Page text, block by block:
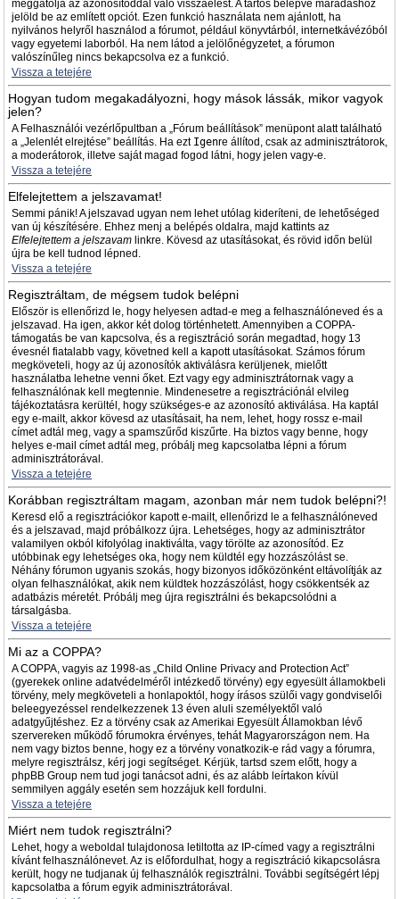
meggátolja az azonosítóddal való visszaélést. A tartós belépve maradáshoz
jelöld be az említett opciót. Ezen funkció használata nem ajánlott, ha
nyilvános helyről használod a fórumot, például könyvtárból, internetkávézóból
vagy egyetemi laborból. Ha nem látod a jelölőnégyzetet, a fórumon
valószínűleg nincs bekapcsolva ez a funkció.
Vissza a tetejére
Hogyan tudom megakadályozni, hogy mások lássák, mikor vagyok
jelen?
A Felhasználói vezérlőpultban a „Fórum beállítások” menüpont alatt található
a „Jelenlét elrejtése” beállítás. Ha ezt Igenre állítod, csak az adminisztrátorok,
a moderátorok, illetve saját magad fogod látni, hogy jelen vagy-e.
Vissza a tetejére
Elfelejtettem a jelszavamat!
Semmi pánik! A jelszavad ugyan nem lehet utólag kideríteni, de lehetőséged
van új készítésére. Ehhez menj a belépés oldalra, majd kattints az
Elfelejtettem a jelszavam linkre. Kövesd az utasításokat, és rövid időn belül
újra be kell tudnod lépned.
Vissza a tetejére
Regisztráltam, de mégsem tudok belépni
Először is ellenőrizd le, hogy helyesen adtad-e meg a felhasználóneved és a
jelszavad. Ha igen, akkor két dolog történhetett. Amennyiben a COPPA-
támogatás be van kapcsolva, és a regisztráció során megadtad, hogy 13
évesnél fiatalabb vagy, követned kell a kapott utasításokat. Számos fórum
megköveteli, hogy az új azonosítók aktiválásra kerüljenek, mielőtt
használatba lehetne venni őket. Ezt vagy egy adminisztrátornak vagy a
felhasználónak kell megtennie. Mindenesetre a regisztrációnál elvileg
tájékoztatásra kerültél, hogy szükséges-e az azonosító aktiválása. Ha kaptál
egy e-mailt, akkor kövesd az utasításait, ha nem, lehet, hogy rossz e-mail
címet adtál meg, vagy a spamszűrőd kiszűrte. Ha biztos vagy benne, hogy
helyes e-mail címet adtál meg, próbálj meg kapcsolatba lépni a fórum
adminisztrátorával.
Vissza a tetejére
Korábban regisztráltam magam, azonban már nem tudok belépni?!
Keresd elő a regisztrációkor kapott e-mailt, ellenőrizd le a felhasználóneved
és a jelszavad, majd próbálkozz újra. Lehetséges, hogy az adminisztrátor
valamilyen okból kifolyólag inaktiválta, vagy törölte az azonosítód. Ez
utóbbinak egy lehetséges oka, hogy nem küldtél egy hozzászólást se.
Néhány fórumon ugyanis szokás, hogy bizonyos időközönként eltávolítják az
olyan felhasználókat, akik nem küldtek hozzászólást, hogy csökkentsék az
adatbázis méretét. Próbálj meg újra regisztrálni és bekapcsolódni a
társalgásba.
Vissza a tetejére
Mi az a COPPA?
A COPPA, vagyis az 1998-as „Child Online Privacy and Protection Act”
(gyerekek online adatvédelméről intézkedő törvény) egy egyesült államokbeli
törvény, mely megköveteli a honlapoktól, hogy írásos szülői vagy gondviselői
beleegyezéssel rendelkezzenek 13 éven aluli személyektől való
adatgyűjtéshez. Ez a törvény csak az Amerikai Egyesült Államokban lévő
szervereken működő fórumokra érvényes, tehát Magyarországon nem. Ha
nem vagy biztos benne, hogy ez a törvény vonatkozik-e rád vagy a fórumra,
melyre regisztrálsz, kérj jogi segítséget. Kérjük, tartsd szem előtt, hogy a
phpBB Group nem tud jogi tanácsot adni, és az alább leírtakon kívül
semmilyen aggály esetén sem hozzájuk kell fordulni.
Vissza a tetejére
Miért nem tudok regisztrálni?
Lehet, hogy a weboldal tulajdonosa letiltotta az IP-címed vagy a regisztrálni
kívánt felhasználónevet. Az is előfordulhat, hogy a regisztráció kikapcsolásra
került, hogy ne tudjanak új felhasználók regisztrálni. További segítségért lépj
kapcsolatba a fórum egyik adminisztrátorával.